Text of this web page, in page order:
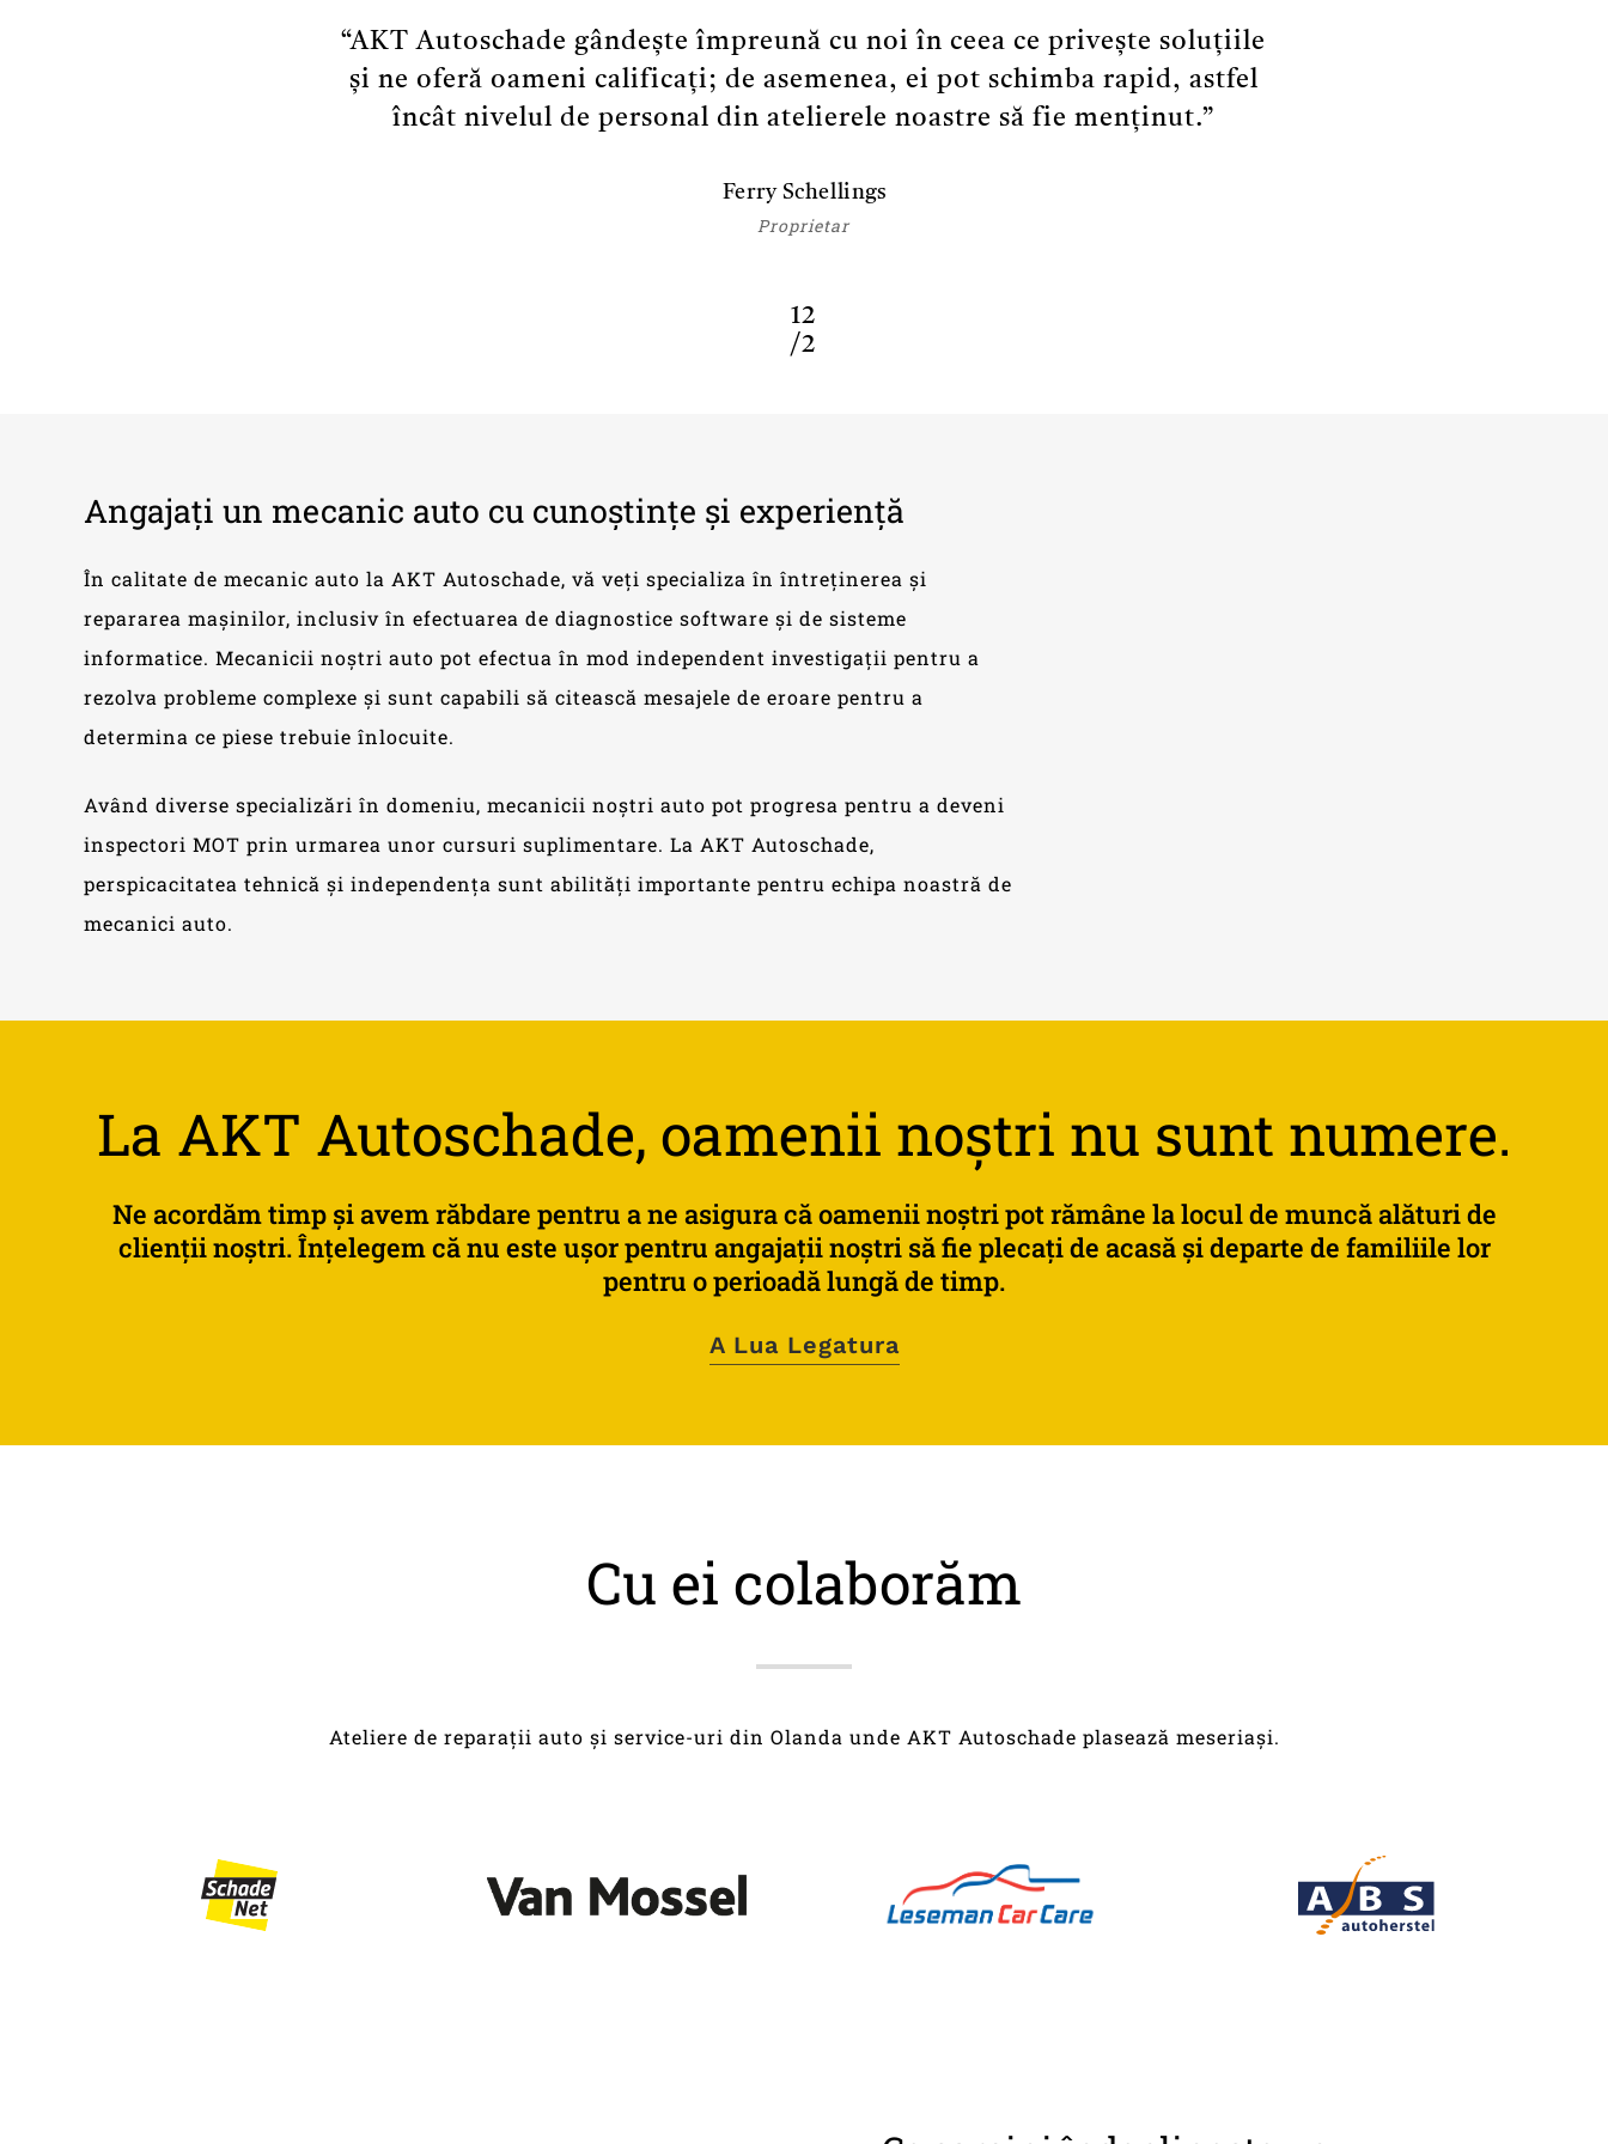
“AKT Autoschade gândește împreună cu noi în ceea ce privește soluțiile
și ne oferă oameni calificați; de asemenea, ei pot schimba rapid, astfel
încât nivelul de personal din atelierele noastre să fie menținut.”
Ferry Schellings
Proprietar
12
/2
Angajați un mecanic auto cu cunoștințe și experiență
În calitate de mecanic auto la AKT Autoschade, vă veți specializa în întreținerea și
repararea mașinilor, inclusiv în efectuarea de diagnostice software și de sisteme
informatice. Mecanicii noștri auto pot efectua în mod independent investigații pentru a
rezolva probleme complexe și sunt capabili să citească mesajele de eroare pentru a
determina ce piese trebuie înlocuite.
Având diverse specializări în domeniu, mecanicii noștri auto pot progresa pentru a deveni
inspectori MOT prin urmarea unor cursuri suplimentare. La AKT Autoschade,
perspicacitatea tehnică și independența sunt abilități importante pentru echipa noastră de
mecanici auto.
La AKT Autoschade, oamenii noștri nu sunt numere.
Ne acordămtimp șiavemrăbdare pentru ane asiguracăoameniinoștripotrămâne laloculde muncăalăturide
cliențiinoștri.Înțelegemcănu este ușorpentru angajațiinoștri săfie plecațide acasă șideparte de familiile lor
pentru operioadălungăde timp.
A Lua Legatura
Cu ei colaborăm
Ateliere de reparații auto și service-uri din Olanda unde AKT Autoschade plasează meseriași.